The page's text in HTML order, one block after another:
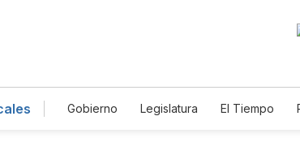
Gobierno Legislatura El Tiempo